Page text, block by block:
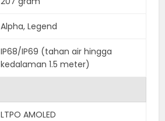
Alpha, Legend
IP68/IP69 (tahan air hingga
kedalaman 1.5 meter)
LTPO AMOLED